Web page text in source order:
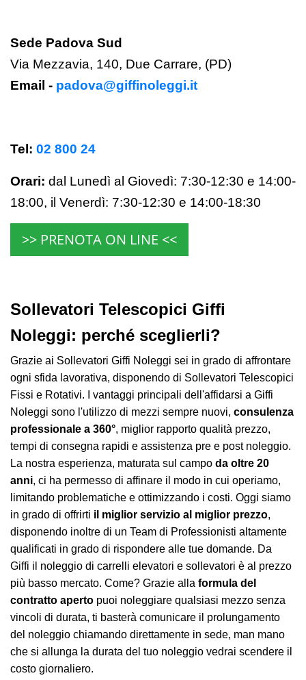
Sede Padova Sud
Via Mezzavia, 140, Due Carrare, (PD)
Email - padova@giffinoleggi.it
Tel: 02 800 24
Orari: dal Lunedì al Giovedì: 7:30-12:30 e 14:00-
18:00, il Venerdì: 7:30-12:30 e 14:00-18:30
>> PRENOTA ON LINE <<
Sollevatori Telescopici Giffi
Noleggi: perché sceglierli?
Grazie ai Sollevatori Giffi Noleggi sei in grado di affrontare
ogni sfida lavorativa, disponendo di Sollevatori Telescopici
Fissi e Rotativi. I vantaggi principali dell'affidarsi a Giffi
Noleggi sono l'utilizzo di mezzi sempre nuovi, consulenza
professionale a 360°, miglior rapporto qualità prezzo,
tempi di consegna rapidi e assistenza pre e post noleggio.
La nostra esperienza, maturata sul campo da oltre 20
anni, ci ha permesso di affinare il modo in cui operiamo,
limitando problematiche e ottimizzando i costi. Oggi siamo
in grado di offrirti il miglior servizio al miglior prezzo,
disponendo inoltre di un Team di Professionisti altamente
qualificati in grado di rispondere alle tue domande. Da
Giffi il noleggio di carrelli elevatori e sollevatori è al prezzo
più basso mercato. Come? Grazie alla formula del
contratto aperto puoi noleggiare qualsiasi mezzo senza
vincoli di durata, ti basterà comunicare il prolungamento
del noleggio chiamando direttamente in sede, man mano
che si allunga la durata del tuo noleggio vedrai scendere il
costo giornaliero.